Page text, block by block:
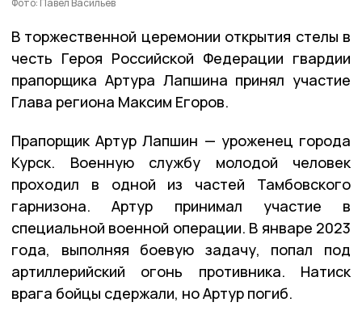
В торжественной церемонии открытия стелы в
честь Героя Российской Федерации гвардии
прапорщика Артура Лапшина принял участие
Глава региона Максим Егоров.
Прапорщик Артур Лапшин — уроженец города
Курск. Военную службу молодой человек
проходил в одной из частей Тамбовского
гарнизона. Артур принимал участие в
специальной военной операции. В январе 2023
года, выполняя боевую задачу, попал под
артиллерийский огонь противника. Натиск
врага бойцы сдержали, но Артур погиб.